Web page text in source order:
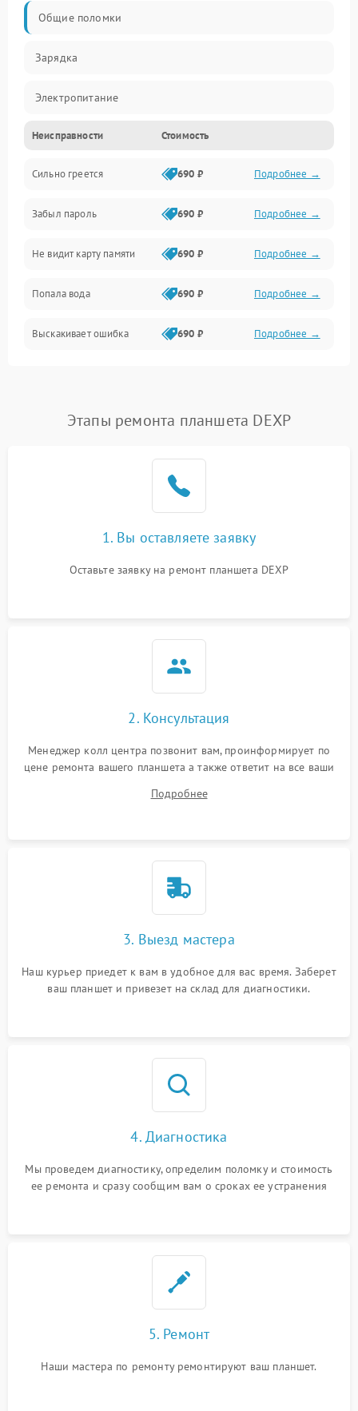
Общие поломки
Зарядка
Электропитание
Экран и изображение
Дисплей
Экран (дисплей)
Связь
Разговор (микрофон, динамик)
Перегрев и нестабильная работа
Сеть и интернет
Память и данные
Режим работы
Питание и аккумулятор
Неисправности Стоимость
Сильно греется 690 ₽ Подробнее →
Забыл пароль 690 ₽ Подробнее →
Не видит карту памяти 690 ₽ Подробнее →
Попала вода 690 ₽ Подробнее →
Выскакивает ошибка 690 ₽ Подробнее →
Этапы ремонта планшета DEXP
1. Вы оставляете заявку
Оставьте заявку на ремонт планшета DEXP
2. Консультация
Менеджер колл центра позвонит вам, проинформирует по
цене ремонта вашего планшета а также ответит на все ваши
Подробнее
3. Выезд мастера
Наш курьер приедет к вам в удобное для вас время. Заберет
ваш планшет и привезет на склад для диагностики.
4. Диагностика
Мы проведем диагностику, определим поломку и стоимость
ее ремонта и сразу сообщим вам о сроках ее устранения
5. Ремонт
Наши мастера по ремонту ремонтируют ваш планшет.